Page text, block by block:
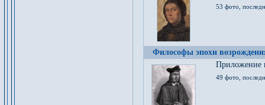
53 фото,
Философы эпохи
Приложение
49 фото,